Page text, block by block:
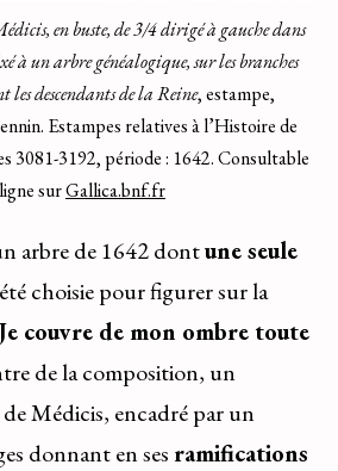
en buste, de 3/4 dirigé à gauche dans
à un arbre généalogique, sur les branches
les descendants de la Reine, estampe,
Estampes relatives à l’Histoire de
3081-3192, période : 1642. Consultable
surGallica.bnf.fr
arbre de 1642 dontune seule
choisie pour figurer sur la
couvre de mon ombre toute
de la composition, un
Médicis, encadré par un
donnant en ses ramifications